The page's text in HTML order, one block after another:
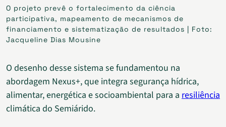
O projeto prevê o fortalecimento da ciência
participativa, mapeamento de mecanismos de
financiamento e sistematização de resultados | Foto:
Jacqueline Dias Mousine
O desenho desse sistema se fundamentou na
abordagem Nexus+, que integra segurança hídrica,
alimentar, energética e socioambiental para a resiliência
climática do Semiárido.